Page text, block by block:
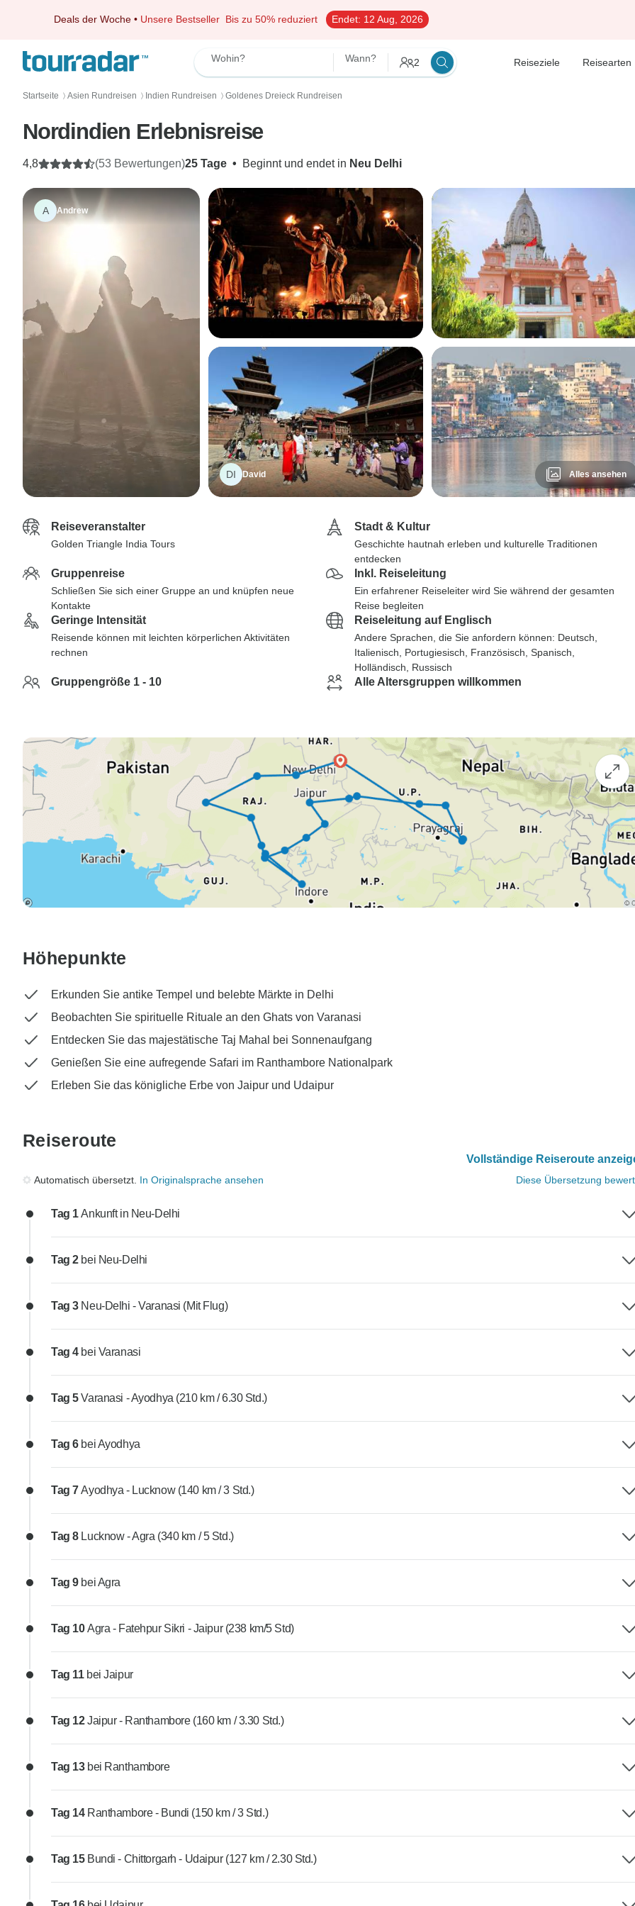
Deals der Woche • Unsere Bestseller Bis zu 50% reduziert Endet: 12 Aug, 2026
Wohin? Wann? 2 Reiseziele Reisearten
Startseite 〉 Asien Rundreisen 〉 Indien Rundreisen 〉 Goldenes Dreieck Rundreisen
Nordindien Erlebnisreise
25 Tage • Beginnt und endet in Neu Delhi
4,8 (53 Bewertungen)
A Andrew
DI David Alles ansehen
Reiseveranstalter
Golden Triangle India Tours
Stadt & Kultur
Geschichte hautnah erleben und kulturelle Traditionen
entdecken
Gruppenreise
Schließen Sie sich einer Gruppe an und knüpfen neue
Kontakte
Inkl. Reiseleitung
Ein erfahrener Reiseleiter wird Sie während der gesamten
Reise begleiten
Geringe Intensität
Reisende können mit leichten körperlichen Aktivitäten
rechnen
Reiseleitung auf Englisch
Andere Sprachen, die Sie anfordern können: Deutsch,
Italienisch, Portugiesisch, Französisch, Spanisch,
Holländisch, Russisch
Gruppengröße 1 - 10 Alle Altersgruppen willkommen
Höhepunkte
Erkunden Sie antike Tempel und belebte Märkte in Delhi
Beobachten Sie spirituelle Rituale an den Ghats von Varanasi
Entdecken Sie das majestätische Taj Mahal bei Sonnenaufgang
Genießen Sie eine aufregende Safari im Ranthambore Nationalpark
Erleben Sie das königliche Erbe von Jaipur und Udaipur
Reiseroute
Vollständige Reiseroute
Automatisch übersetzt. In Originalsprache ansehen Diese Übersetzung
Tag 1Ankunft in Neu-Delhi
Tag 2 bei Neu-Delhi
Tag 3 Neu-Delhi - Varanasi (Mit Flug)
Tag 4 bei Varanasi
Tag 5Varanasi - Ayodhya (210 km / 6.30 Std.)
Tag 6 bei Ayodhya
Tag 7Ayodhya - Lucknow (140 km / 3 Std.)
Tag 8 Lucknow - Agra (340 km / 5 Std.)
Tag 9 bei Agra
Tag 10Agra - Fatehpur Sikri - Jaipur (238 km/5 Std)
Tag 11 bei Jaipur
Tag 12Jaipur - Ranthambore (160 km / 3.30 Std.)
Tag 13 bei Ranthambore
Tag 14 Ranthambore - Bundi (150 km / 3 Std.)
Tag 15 Bundi - Chittorgarh - Udaipur (127 km / 2.30 Std.)